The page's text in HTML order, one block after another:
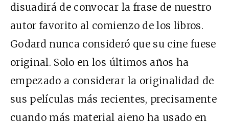
disuadirá de convocar la frase de nuestro
autor favorito al comienzo de los libros.
Godard nunca consideró que su cine fuese
original. Solo en los últimos años ha
empezado a considerar la originalidad de
sus películas más recientes, precisamente
cuando más material ajeno ha usado en